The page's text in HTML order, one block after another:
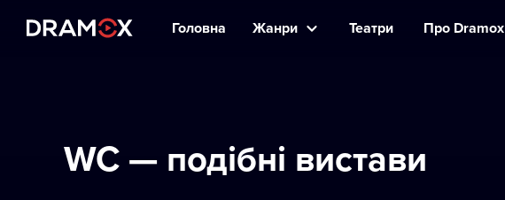
Головна Жанри Театри Прo Dramox
WC — подібні вистави